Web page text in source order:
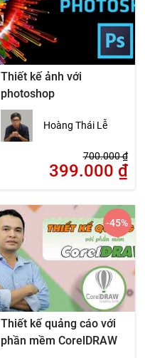
Thiết kế ảnh với
photoshop
Hoàng Thái Lễ
700.000₫
399.000 ₫
Thiết kế quảng cáo với
phần mềm CorelDRAW
-45%